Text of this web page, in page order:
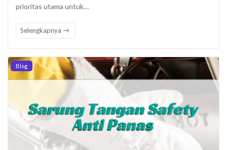
prioritas utama untuk…
Selengkapnya
Blog